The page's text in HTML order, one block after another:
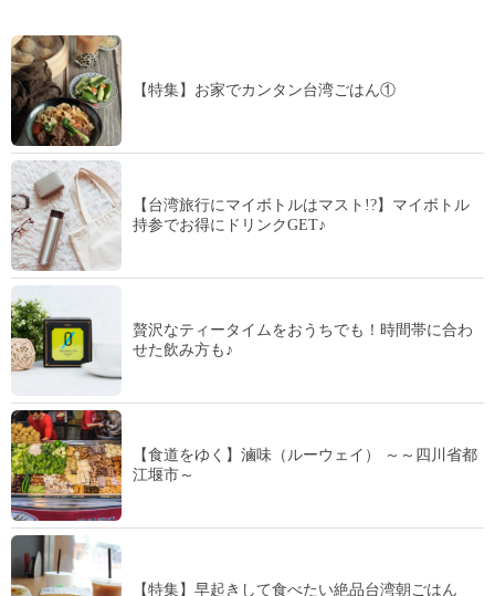
【特集】お家でカンタン台湾ごはん①
【台湾旅行にマイボトルはマスト!?】マイボトル
持参でお得にドリンクGET♪
贅沢なティータイムをおうちでも！時間帯に合わ
せた飲み方も♪
【食道をゆく】滷味（ルーウェイ） ～～四川省都
江堰市～
【特集】早起きして食べたい絶品台湾朝ごはん